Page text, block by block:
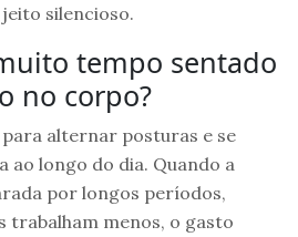
silencioso.
tempo sentado
no corpo?
alternar posturas e se
ao longo do dia. Quando a
por longos períodos,
trabalham menos, o gasto